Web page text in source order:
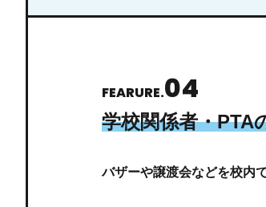
FEARURE.04
学校関係者・PTA
バザーや譲渡会などを校内